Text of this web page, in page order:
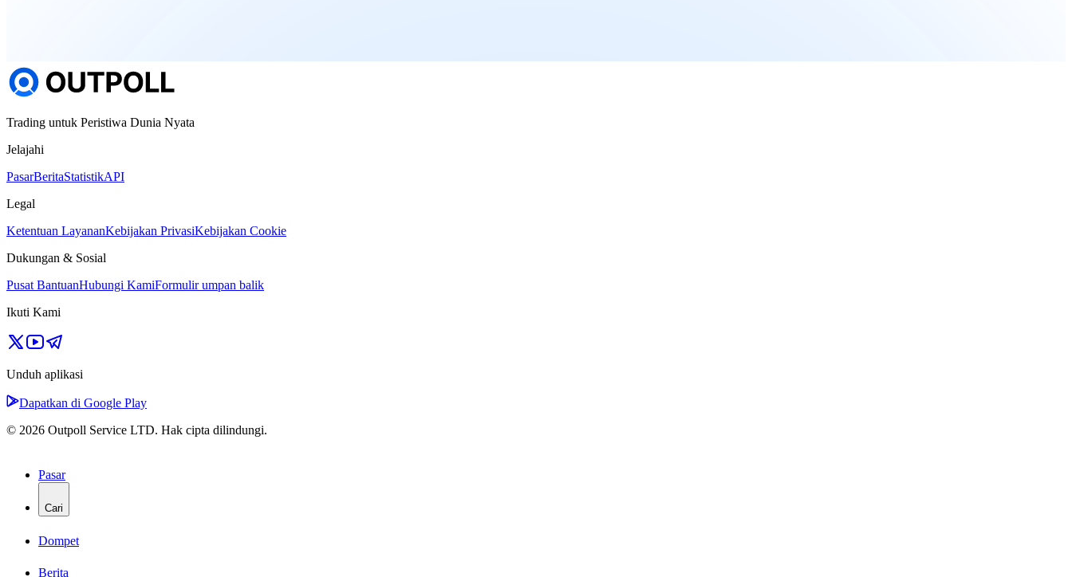
Trading untuk Peristiwa Dunia Nyata
Jelajahi
PasarBeritaStatistikAPI
Legal
Ketentuan LayananKebijakan PrivasiKebijakan Cookie
Dukungan & Sosial
Pusat BantuanHubungi KamiFormulir umpan balik
Ikuti Kami
Unduh aplikasi
Dapatkan di Google Play
© 2026 Outpoll Service LTD. Hak cipta dilindungi.
Pasar
Cari
Dompet
Berita